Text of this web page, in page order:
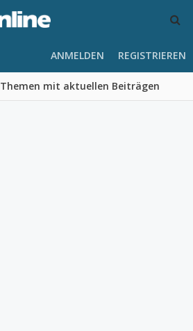
Themen mit aktuellen Beiträgen
ANMELDEN REGISTRIEREN